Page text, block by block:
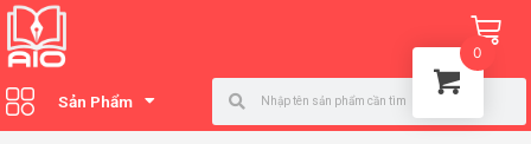
Nhảy
tới
nội
dung
Sản Phẩm
Search
0